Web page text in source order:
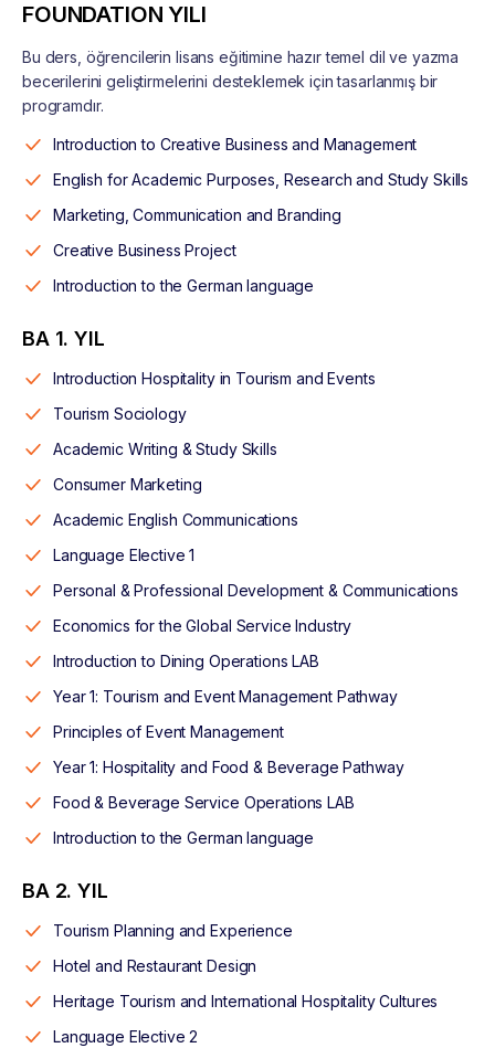
FOUNDATION YILI
Bu ders, öğrencilerin lisans eğitimine hazır temel dil ve yazma
becerilerini geliştirmelerini desteklemek için tasarlanmış bir
programdır.
Introduction to Creative Business and Management
English for Academic Purposes, Research and Study Skills
Marketing, Communication and Branding
Creative Business Project
Introduction to the German language
BA 1. YIL
Introduction Hospitality in Tourism and Events
Tourism Sociology
Academic Writing & Study Skills
Consumer Marketing
Academic English Communications
Language Elective 1
Personal & Professional Development & Communications
Economics for the Global Service Industry
Introduction to Dining Operations LAB
Year 1: Tourism and Event Management Pathway
Principles of Event Management
Year 1: Hospitality and Food & Beverage Pathway
Food & Beverage Service Operations LAB
Introduction to the German language
BA 2. YIL
Tourism Planning and Experience
Hotel and Restaurant Design
Heritage Tourism and International Hospitality Cultures
Language Elective 2